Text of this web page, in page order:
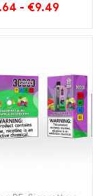
tra gelato fresco
- €9.49